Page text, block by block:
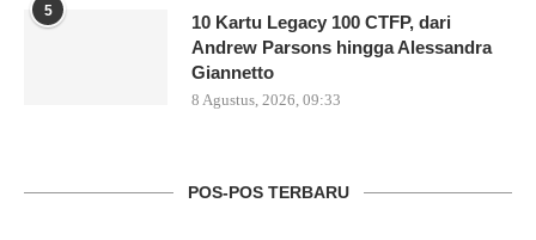
5
10 Kartu Legacy 100 CTFP, dari
Andrew Parsons hingga Alessandra
Giannetto
8 Agustus, 2026, 09:33
POS-POS TERBARU